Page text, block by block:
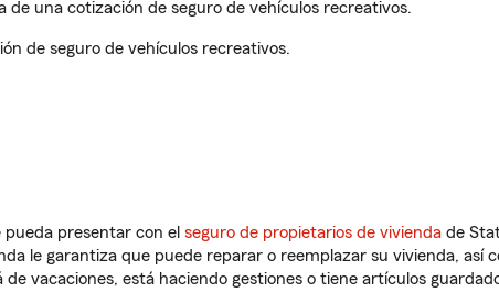
de una cotización de seguro de vehículos recreativos.
de seguro de vehículos recreativos.
pueda presentar con el seguro de propietarios de vivienda de
le garantiza que puede reparar o reemplazar su vivienda, así
vacaciones, está haciendo gestiones o tiene artículos